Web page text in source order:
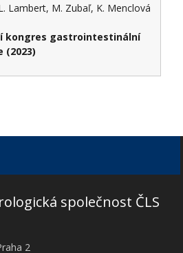
Lambert, M. Zubaľ, K. Menclová
kongres gastrointestinální
(2023)
společnost ČLS
2